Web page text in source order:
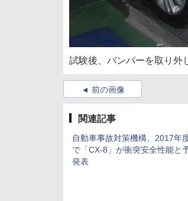
試験後、バンパーを取り外
前の画像
関連記事
自動車事故対策機構、2017年
で「CX-8」が衝突安全性能と
発表